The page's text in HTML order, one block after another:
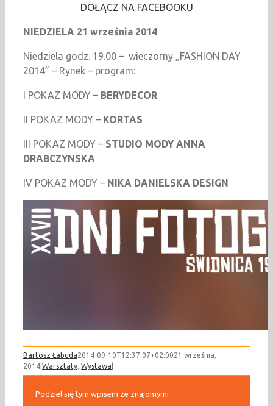
DOŁĄCZ NA FACEBOOKU
NIEDZIELA 21 września 2014
Niedziela godz. 19.00 – wieczorny „FASHION DAY
2014” – Rynek – program:
I POKAZ MODY – BERYDECOR
II POKAZ MODY – KORTAS
III POKAZ MODY – STUDIO MODY ANNA
DRABCZYNSKA
IV POKAZ MODY – NIKA DANIELSKA DESIGN
Bartosz Łabuda2014-09-10T12:37:07+02:0021 września,
2014 Warsztaty, Wystawa
Podziel się tym wpisem ze znajomymi